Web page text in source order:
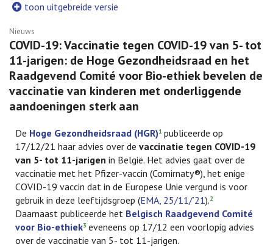
toon uitgebreide versie
Nieuws
COVID-19: Vaccinatie tegen COVID-19 van 5- tot
11-jarigen: de Hoge Gezondheidsraad en het
Raadgevend Comité voor Bio-ethiek bevelen de
vaccinatie van kinderen met onderliggende
aandoeningen sterk aan
De Hoge Gezondheidsraad (HGR)1 publiceerde op
17/12/21 haar advies over de vaccinatie tegen COVID-19
van 5- tot 11-jarigen in België. Het advies gaat over de
vaccinatie met het Pfizer-vaccin (Comirnaty®), het enige
COVID-19 vaccin dat in de Europese Unie vergund is voor
gebruik in deze leeftijdsgroep (EMA, 25/11/’21).2
Daarnaast publiceerde het Belgisch Raadgevend Comité
voor Bio-ethiek3 eveneens op 17/12 een voorlopig advies
over de vaccinatie van 5- tot 11-jarigen.